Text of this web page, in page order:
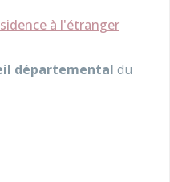
à l'étranger
départemental du